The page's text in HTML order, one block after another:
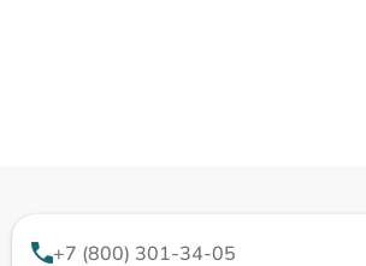
+7 (800) 301-34-05